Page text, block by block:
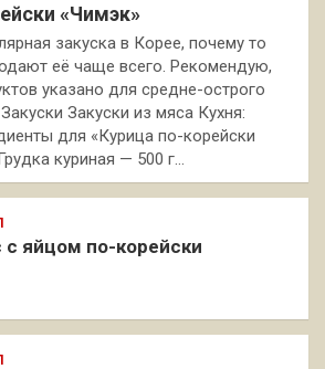
«Чимэк»
закуска в Корее, почему то
её чаще всего. Рекомендую,
указано для средне-острого
Закуски из мяса Кухня:
для «Курица по-корейски
куриная — 500 г…
с яйцом по-корейски